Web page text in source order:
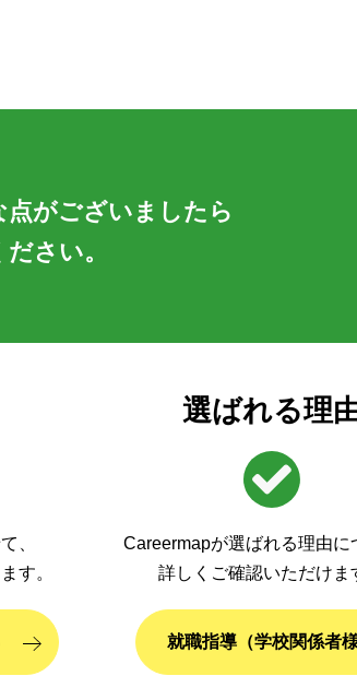
点がございましたら
さい。
、
す。
選ばれる理
Careermapが選ばれる理由に
詳しくご確認いただけま
就職指導（学校関係者